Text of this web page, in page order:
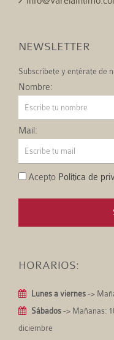
NEWSLETTER
Subscríbete y entérate de
Nombre:
Mail:
Acepto Política de
HORARIOS:
Lunes a viernes ->
Sábados -> Mañanas:
diciembre